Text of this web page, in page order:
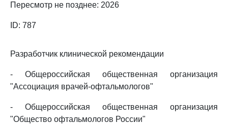
Пересмотр не позднее: 2026
ID: 787
Разработчик клинической рекомендации
- Общероссийская общественная организация
"Ассоциация врачей-офтальмологов"
- Общероссийская общественная организация
"Общество офтальмологов России"